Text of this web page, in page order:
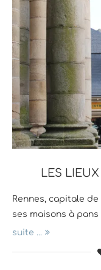
LES
Rennes, capitale de
ses maisons à
suite ...